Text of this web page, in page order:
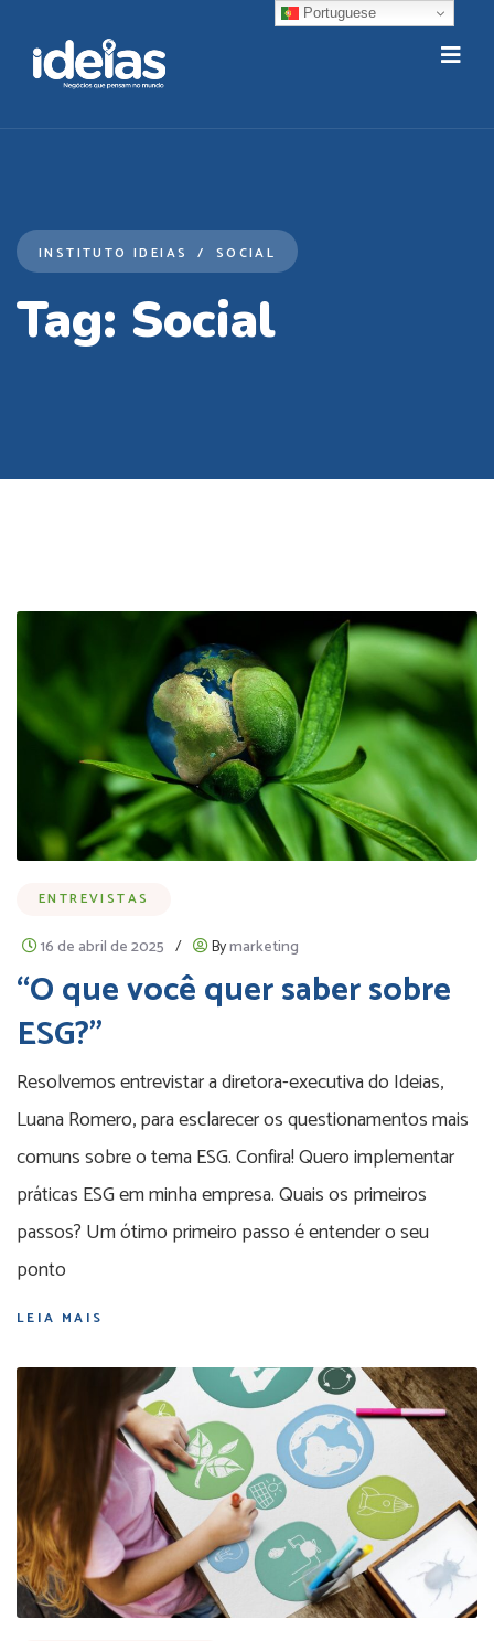
INSTITUTO IDEIAS SOCIAL
Tag: Social
ENTREVISTAS
16 de abril de 2025 / Bymarketing
“O que você quer saber sobre
ESG?”
Resolvemos entrevistar a diretora-executiva do Ideias,
Luana Romero, para esclarecer os questionamentos mais
comuns sobre o tema ESG. Confira! Quero implementar
práticas ESG em minha empresa. Quais os primeiros
passos? Um ótimo primeiro passo é entender o seu
ponto
LEIA MAIS
Portuguese